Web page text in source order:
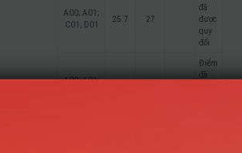
A00; A01;
C01; D01
25.7 27
đã
được
quy
đổi
A00; A01;
Điểm
đã